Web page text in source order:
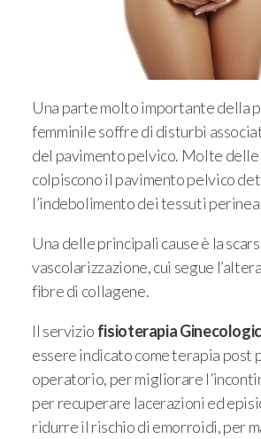
Una parte molto importante della
femminile soffre di disturbi
del pavimento pelvico. Molte
colpiscono il pavimento pelvico
l’indebolimento dei tessuti
Una delle principali cause è la
vascolarizzazione, cui segue
fibre di collagene.
Il servizio fisioterapia
essere indicato come terapia post
operatorio, per migliorare
per recuperare lacerazioni ed
ridurre il rischio di emorroidi, per